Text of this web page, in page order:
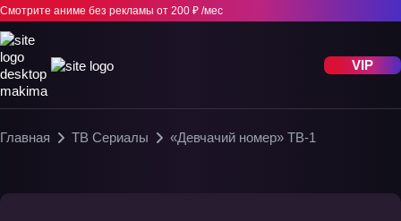
Смотрите аниме без рекламы от 200 ₽ /мес
VIP
Главная ТВ Сериалы «Девчачий номер» ТВ-1